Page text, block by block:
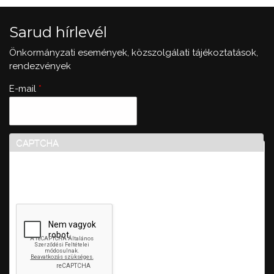
Sarud hírlevél
Önkormányzati események, közszolgálati tájékoztatások,
rendezvények
E-mail *
CAPTCHA